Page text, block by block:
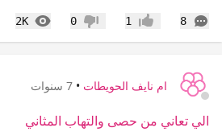
8
التعليقات إعجاب1 عدم إعجاب
0
2K
المشاهدات
ام نايف الحويطات • 7 سنوات
الي تعاني من حصى والتهاب المثاني